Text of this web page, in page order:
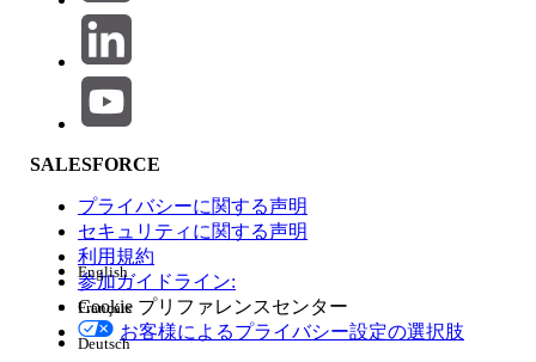
製品エリア
機能の影響
エディション
SALESFORCE
プライバシーに関する声明
セキュリティに関する声明
利用規約
参加ガイドライン:
Cookie プリファレンスセンター
お客様によるプライバシー設定の選択肢
English
Français
Deutsch